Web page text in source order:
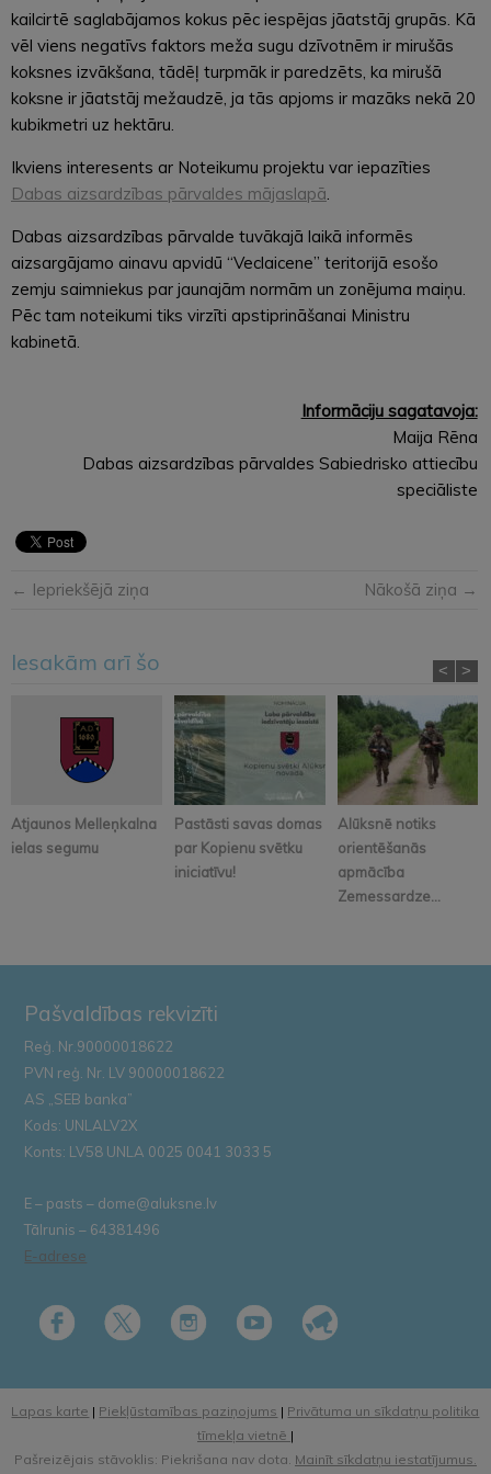
kailcirtē saglabājamos kokus pēc iespējas jāatstāj grupās. Kā
vēl viens negatīvs faktors meža sugu dzīvotnēm ir mirušās
koksnes izvākšana, tādēļ turpmāk ir paredzēts, ka mirušā
koksne ir jāatstāj mežaudzē, ja tās apjoms ir mazāks nekā 20
kubikmetri uz hektāru.
Ikviens interesents ar Noteikumu projektu var iepazīties
Dabas aizsardzības pārvaldes mājaslapā
Dabas aizsardzības pārvalde tuvākajā laikā informēs
aizsargājamo ainavu apvidū “Veclaicene” teritorijā esošo
zemju saimniekus par jaunajām normām un zonējuma maiņu.
Pēc tam noteikumi tiks virzīti apstiprināšanai Ministru
kabinetā.
Informāciju sagatavoja:
Maija Rēna
Dabas aizsardzības pārvaldes Sabiedrisko attiecību
speciāliste
← Iepriekšējā ziņa Nākošā ziņa →
Iesakām arī šo
Atjaunos Melleņkalna
ielas segumu
Pastāsti savas domas
par Kopienu svētku
iniciatīvu!
Alūksnē notiks
orientēšanās
apmācība
Zemessardze...
< >
Pašvaldības rekvizīti
Reģ. Nr.90000018622
PVN reģ. Nr. LV 90000018622
AS „SEB banka”
Kods: UNLALV2X
Konts: LV58 UNLA 0025 0041 3033 5
E – pasts – dome@aluksne.lv
Tālrunis – 64381496
E-adrese
Lapas karte | Piekļūstamības paziņojums | Privātuma un sīkdatņu politika
tīmekļa vietnē |
Pašreizējais stāvoklis: Piekrišana nav dota. Mainīt sīkdatņu iestatījumus.